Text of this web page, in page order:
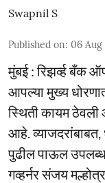
Swapnil S
Published on: 06 Aug
मुंबई : रिझर्व्ह बँक
आपल्या मुख्य
स्थिती कायम
आहे.
पुढील पाऊल
गव्हर्नर संजय